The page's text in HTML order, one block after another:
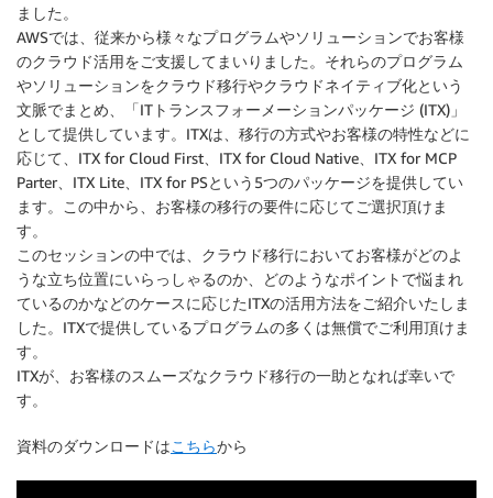
ました。
AWSでは、従来から様々なプログラムやソリューションでお客様
のクラウド活用をご支援してまいりました。それらのプログラム
やソリューションをクラウド移行やクラウドネイティブ化という
文脈でまとめ、「ITトランスフォーメーションパッケージ (ITX)」
として提供しています。ITXは、移行の方式やお客様の特性などに
応じて、ITX for Cloud First、ITX for Cloud Native、ITX for MCP
Parter、ITX Lite、ITX for PSという5つのパッケージを提供してい
ます。この中から、お客様の移行の要件に応じてご選択頂けま
す。
このセッションの中では、クラウド移行においてお客様がどのよ
うな立ち位置にいらっしゃるのか、どのようなポイントで悩まれ
ているのかなどのケースに応じたITXの活用方法をご紹介いたしま
した。ITXで提供しているプログラムの多くは無償でご利用頂けま
す。
ITXが、お客様のスムーズなクラウド移行の一助となれば幸いで
す。
資料のダウンロードはこちらから